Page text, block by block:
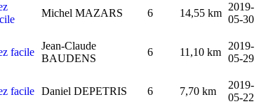
Michel MAZARS 6 14,55 km
2019-
05-30
facile
Jean-Claude
BAUDENS
6 11,10 km
2019-
05-29
facile Daniel DEPETRIS 6 7,70 km
2019-
05-22